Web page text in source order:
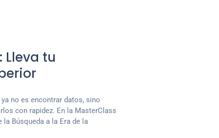
Lleva tu
no es encontrar datos, sino
con rapidez. En la MasterClass
Búsqueda a la Era de la